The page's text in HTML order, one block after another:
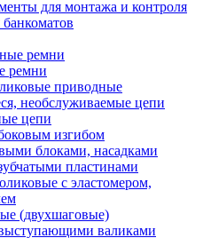
для монтажа и контроля
ремни
ремни
приводные
необслуживаемые цепи
цепи
изгибом
блоками, насадками
пластинами
с эластомером,
(двухшаговые)
валиками